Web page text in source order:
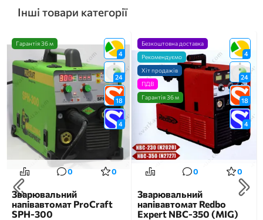
Інші товари категорії
4
24
18
4
Гарантія 36 м
0 0
Зварювальний
напівавтомат ProCraft
SPH-300
4
24
18
4
Безкоштовна доставка
Рекомендуємо
Хіт продажів
ПДВ
Гарантія 36 м
0 0
Зварювальний
напівавтомат Redbo
Expert NBC-350 (MIG)